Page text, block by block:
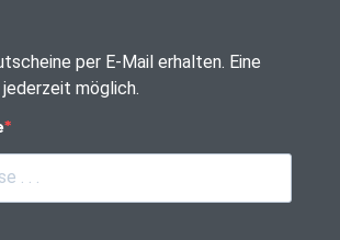
per E-Mail erhalten. Eine
möglich.